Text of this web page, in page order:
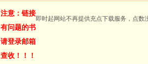
注意：链接
有问题的书
请登录邮箱
查收！！！
即时起网站不再提供充点下载服务，点数